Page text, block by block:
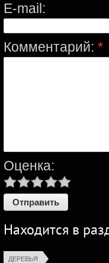
E-mail:
Комментарий: *
Оценка:
Находится в
ДЕРЕВЬЯ